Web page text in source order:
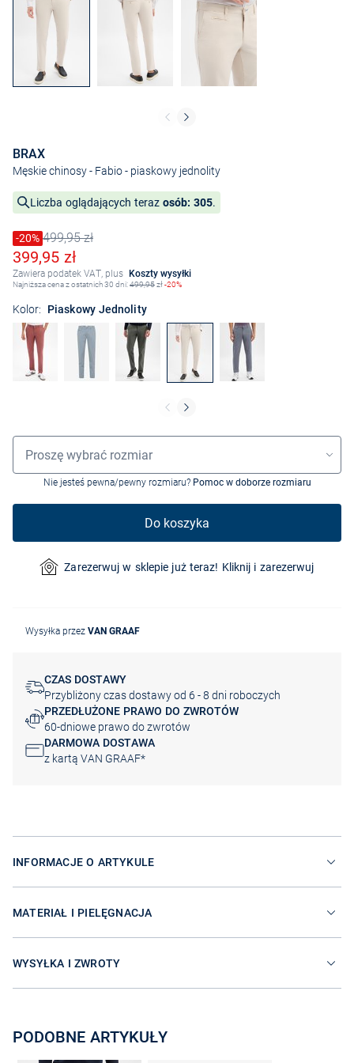
BRAX
Męskie chinosy - Fabio- piaskowy jednolity
Liczba oglądających teraz osób: 305.
Cena obniżona o
-20%
Stara cena499,95 zł
Obniżona cena
399,95 zł
Zawiera podatek VAT, plus Koszty wysyłki
Najniższa cena z ostatnich 30 dni:499,95zł-20%
Kolor: Piaskowy Jednolity
Wybór rozmiaru
Proszę wybrać rozmiar
Nie jesteś pewna/pewny rozmiaru? Pomoc w doborze rozmiaru
Do koszyka
Zarezerwuj w sklepie już teraz! Kliknij i zarezerwuj
Wysyłka przez VAN GRAAF
CZAS DOSTAWY
Przybliżony czas dostawy od 6 - 8 dni roboczych
PRZEDŁUŻONE PRAWO DO ZWROTÓW
60-dniowe prawo do zwrotów
DARMOWA DOSTAWA
z kartą VAN GRAAF*
INFORMACJE O ARTYKULE
MATERIAŁ I PIELĘGNACJA
WYSYŁKA I ZWROTY
PODOBNE ARTYKUŁY